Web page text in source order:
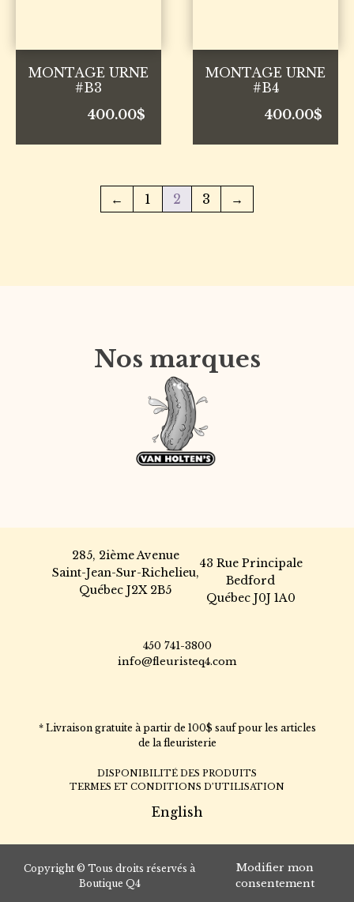
MONTAGE URNE
#B3
400.00$
MONTAGE URNE
#B4
400.00$
← 1 2 3 →
Nos marques
285, 2ième Avenue
Saint-Jean-Sur-Richelieu,
Québec J2X 2B5
43 Rue Principale
Bedford
Québec J0J 1A0
450 741-3800
info@fleuristeq4.com
* Livraison gratuite à partir de 100$ sauf pour les articles
de la fleuristerie
DISPONIBILITÉ DES PRODUITS
TERMES ET CONDITIONS D’UTILISATION
English
Copyright © Tous droits réservés à
Boutique Q4
Modifier mon
consentement